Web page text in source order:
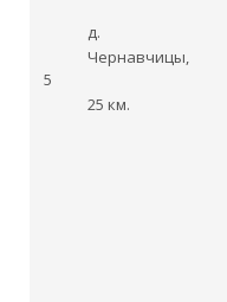
5
д.
Чернавчицы,
25 км.